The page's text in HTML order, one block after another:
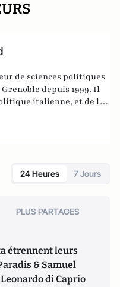
de sciences politiques
depuis 1999. Il
italienne, et de la
sous l’angle des
24 Heures 7 Jours
PLUS PARTAGES
étrennent leurs
& Samuel
di Caprio